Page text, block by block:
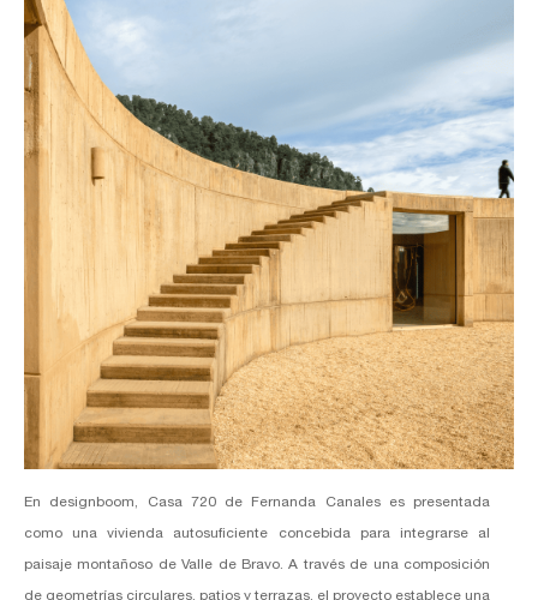
En designboom, Casa 720 de Fernanda Canaleses presentada
como una vivienda autosuficiente concebida para integrarse al
paisaje montañoso de Valle de Bravo. A través de una composición
de geometrías circulares, patios y terrazas, el proyecto establece una